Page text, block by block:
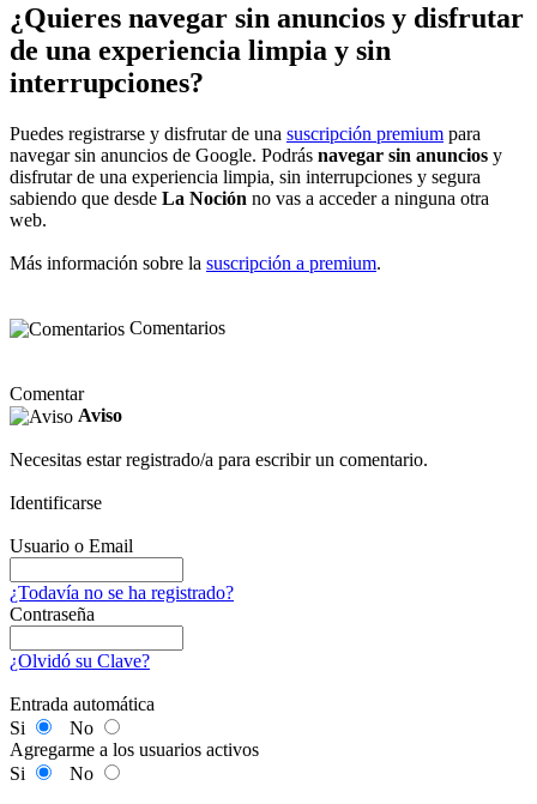
¿Quieres navegar sin anuncios y disfrutar
de una experiencia limpia y sin
interrupciones?
Puedes registrarse y disfrutar de una suscripción premium para
navegar sin anuncios de Google. Podrás navegar sin anuncios y
disfrutar de una experiencia limpia, sin interrupciones y segura
sabiendo que desde La Noción no vas a acceder a ninguna otra
web.
Más información sobre la suscripción a premium.
Comentarios
Comentar
Aviso
Necesitas estar registrado/a para escribir un comentario.
Identificarse
Usuario o Email
¿Todavía no se ha registrado?
Contraseña
¿Olvidó su Clave?
Entrada automática
Si
No
Agregarme a los usuarios activos
Si
No